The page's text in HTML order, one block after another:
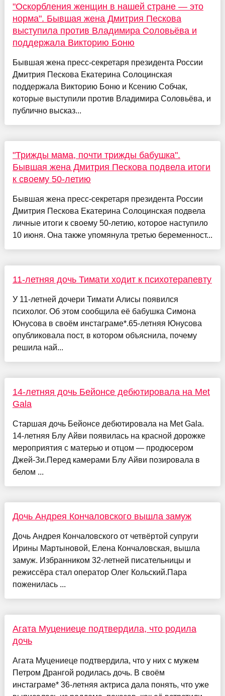
"Оскорбления женщин в нашей стране — это
норма". Бывшая жена Дмитрия Пескова
выступила против Владимира Соловьёва и
поддержала Викторию Боню
Бывшая жена пресс-секретаря президента России
Дмитрия Пескова Екатерина Солоцинская
поддержала Викторию Боню и Ксению Собчак,
которые выступили против Владимира Соловьёва, и
публично высказ...
"Трижды мама, почти трижды бабушка".
Бывшая жена Дмитрия Пескова подвела итоги
к своему 50-летию
Бывшая жена пресс-секретаря президента России
Дмитрия Пескова Екатерина Солоцинская подвела
личные итоги к своему 50-летию, которое наступило
10 июня. Она также упомянула третью беременност...
11-летняя дочь Тимати ходит к психотерапевту
У 11-летней дочери Тимати Алисы появился
психолог. Об этом сообщила её бабушка Симона
Юнусова в своём инстаграме*.65-летняя Юнусова
опубликовала пост, в котором объяснила, почему
решила най...
14-летняя дочь Бейонсе дебютировала на Met
Gala
Старшая дочь Бейонсе дебютировала на Met Gala.
14-летняя Блу Айви появилась на красной дорожке
мероприятия с матерью и отцом — продюсером
Джей-Зи.Перед камерами Блу Айви позировала в
белом ...
Дочь Андрея Кончаловского вышла замуж
Дочь Андрея Кончаловского от четвёртой супруги
Ирины Мартыновой, Елена Кончаловская, вышла
замуж. Избранником 32-летней писательницы и
режиссёра стал оператор Олег Кольский.Пара
поженилась ...
Агата Муцениеце подтвердила, что родила
дочь
Агата Муцениеце подтвердила, что у них с мужем
Петром Дрангой родилась дочь. В своём
инстаграме* 36-летняя актриса дала понять, что уже